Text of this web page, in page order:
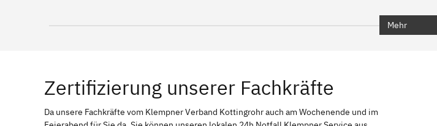
Mehr
Zertifizierung unserer Fachkräfte
Da unsere Fachkräfte vom Klempner Verband Kottingrohr auch am Wochenende und im